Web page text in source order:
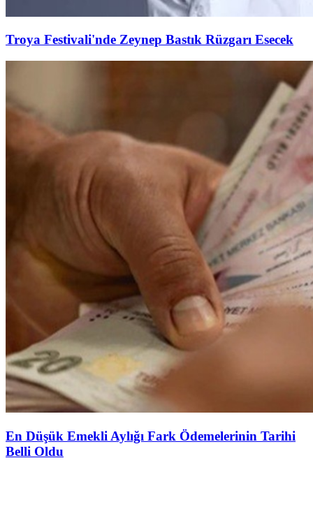
Troya Festivali'nde Zeynep Bastık Rüzgarı Esecek
En Düşük Emekli Aylığı Fark Ödemelerinin Tarihi
Belli Oldu